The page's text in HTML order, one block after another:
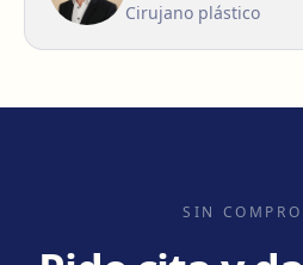
Cirujano plástico
SIN